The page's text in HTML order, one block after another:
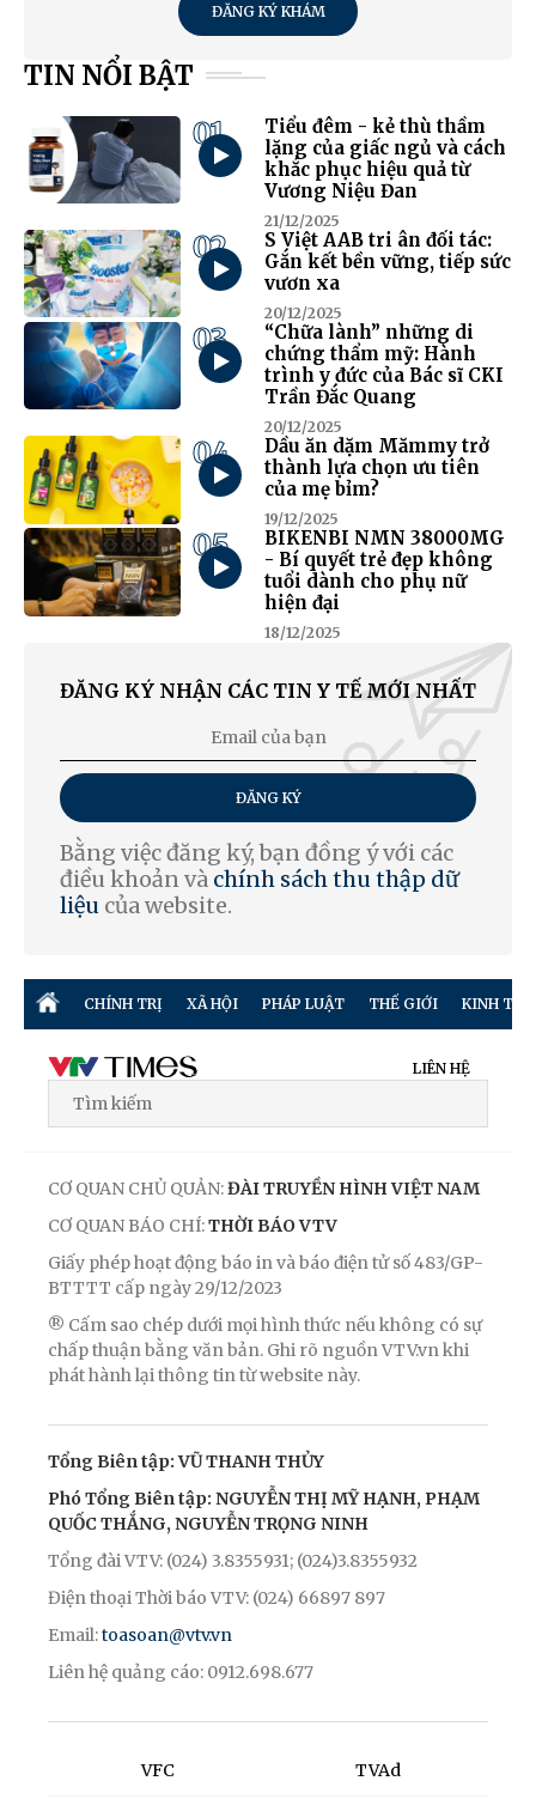
ĐĂNG KÝ KHÁM
TIN NỔI BẬT
01
Tiểu đêm - kẻ thù thầm
lặng của giấc ngủ và cách
khắc phục hiệu quả từ
Vương Niệu Đan
21/12/2025
02
S Việt AAB tri ân đối tác:
Gắn kết bền vững, tiếp sức
vươn xa
20/12/2025
03
“Chữa lành” những di
chứng thẩm mỹ: Hành
trình y đức của Bác sĩ CKI
Trần Đắc Quang
20/12/2025
04
Dầu ăn dặm Mămmy trở
thành lựa chọn ưu tiên
của mẹ bỉm?
19/12/2025
05
BIKENBI NMN 38000MG
- Bí quyết trẻ đẹp không
tuổi dành cho phụ nữ
hiện đại
18/12/2025
ĐĂNG KÝ NHẬN CÁC TIN Y TẾ MỚI NHẤT
ĐĂNG KÝ
Bằng việc đăng ký, bạn đồng ý với các
điều khoản và chính sách thu thập dữ
liệu của website.
CHÍNH TRỊ XÃ HỘI PHÁP LUẬT THẾ GIỚI KINH TẾ
LIÊN HỆ
CƠ QUAN CHỦ QUẢN:ĐÀI TRUYỀN HÌNH VIỆT NAM
CƠ QUAN BÁO CHÍ:THỜI BÁO VTV
Giấy phép hoạt động báo in và báo điện tử số 483/GP-
BTTTT cấp ngày 29/12/2023
® Cấm sao chép dưới mọi hình thức nếu không có sự
chấp thuận bằng văn bản. Ghi rõ nguồn VTV.vn khi
phát hành lại thông tin từ website này.
Tổng Biên tập: VŨ THANH THỦY
Phó Tổng Biên tập: NGUYỄN THỊ MỸ HẠNH, PHẠM
QUỐC THẮNG, NGUYỄN TRỌNG NINH
Tổng đài VTV: (024) 3.8355931; (024)3.8355932
Điện thoại Thời báo VTV: (024) 66897 897
Email:toasoan@vtv.vn
Liên hệ quảng cáo: 0912.698.677
VFC TVAd